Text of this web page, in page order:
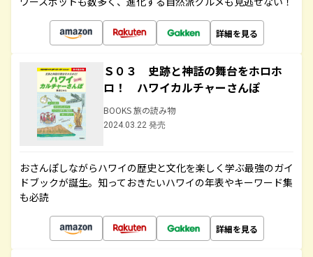
詳細を見る
Ｓ０３ 史跡と神話の舞台をホロホ
ロ！ ハワイカルチャーさんぽ
BOOKS 旅の読み物
2024.03.22 発売
おさんぽしながらハワイの歴史と文化を楽しく学ぶ最強のガイ
ドブックが誕生。知っておきたいハワイの年表やキーワード集
も必読
詳細を見る